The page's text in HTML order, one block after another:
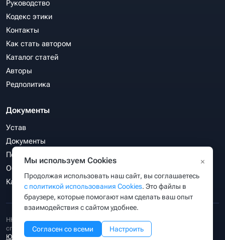
Руководство
Кодекс этики
Контакты
Как стать автором
Каталог статей
Авторы
Редполитика
Документы
Устав
Документы
Политика конфиденциальности
Обработка персональных данных
Карта сайта
НКО «Ассоциация веб-разработчиков, директологов и СЕО-
специалистов «РунетЭксперт»
зарегистрирована Министерством
Юстиции РФ(уч. №3414063847) 18.02.2026 г. ОГРН 1263400001149
Мы используем Cookies
Продолжая использовать наш сайт, вы соглашаетесь
с политикой использования Cookies. Это файлы в
браузере, которые помогают нам сделать ваш опыт
взаимодействия с сайтом удобнее.
Согласен со всеми Настроить
×